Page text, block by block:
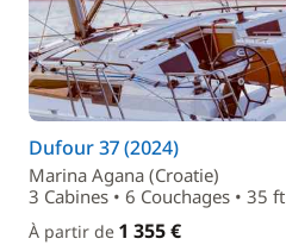
Dufour 37 (2024)
Marina Agana (Croatie)
3 Cabines • 6 Couchages • 35 ft
À partir de 1 355 €